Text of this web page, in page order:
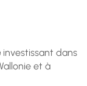
investissant dans
et à